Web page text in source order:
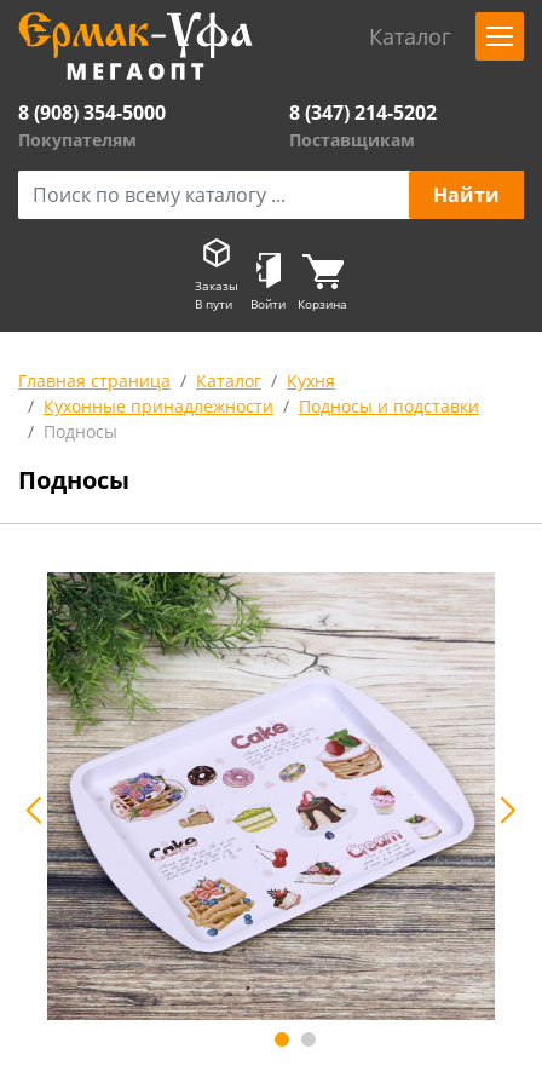
Каталог
8 (908) 354-5000
Покупателям
8 (347) 214-5202
Поставщикам
Заказы
В пути
Войти Корзина
Главная страница Каталог
Кухня
Кухонные принадлежности
Подносы и подставки
Подносы
Подносы